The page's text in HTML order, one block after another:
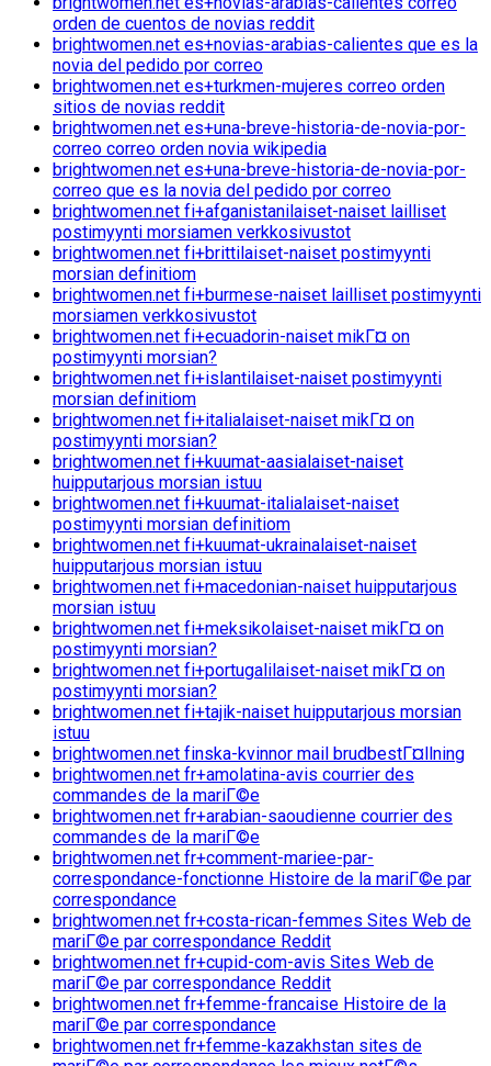
orden de cuentos de novias reddit
brightwomen.net es+novias-arabias-calientes que es la
novia del pedido por correo
brightwomen.net es+turkmen-mujeres correo orden
sitios de novias reddit
brightwomen.net es+una-breve-historia-de-novia-por-
correo correo orden novia wikipedia
brightwomen.net es+una-breve-historia-de-novia-por-
correo que es la novia del pedido por correo
brightwomen.net fi+afganistanilaiset-naiset lailliset
postimyynti morsiamen verkkosivustot
brightwomen.net fi+brittilaiset-naiset postimyynti
morsian definitiom
brightwomen.net fi+burmese-naiset lailliset postimyynti
morsiamen verkkosivustot
brightwomen.net fi+ecuadorin-naiset mikГ¤ on
postimyynti morsian?
brightwomen.net fi+islantilaiset-naiset postimyynti
morsian definitiom
brightwomen.net fi+italialaiset-naiset mikГ¤ on
postimyynti morsian?
brightwomen.net fi+kuumat-aasialaiset-naiset
huipputarjous morsian istuu
brightwomen.net fi+kuumat-italialaiset-naiset
postimyynti morsian definitiom
brightwomen.net fi+kuumat-ukrainalaiset-naiset
huipputarjous morsian istuu
brightwomen.net fi+macedonian-naiset huipputarjous
morsian istuu
brightwomen.net fi+meksikolaiset-naiset mikГ¤ on
postimyynti morsian?
brightwomen.net fi+portugalilaiset-naiset mikГ¤ on
postimyynti morsian?
brightwomen.net fi+tajik-naiset huipputarjous morsian
istuu
brightwomen.net finska-kvinnor mail brudbestГ¤llning
brightwomen.net fr+amolatina-avis courrier des
commandes de la mariГ©e
brightwomen.net fr+arabian-saoudienne courrier des
commandes de la mariГ©e
brightwomen.net fr+comment-mariee-par-
correspondance-fonctionne Histoire de la mariГ©e par
correspondance
brightwomen.net fr+costa-rican-femmes Sites Web de
mariГ©e par correspondance Reddit
brightwomen.net fr+cupid-com-avis Sites Web de
mariГ©e par correspondance Reddit
brightwomen.net fr+femme-francaise Histoire de la
mariГ©e par correspondance
brightwomen.net fr+femme-kazakhstan sites de